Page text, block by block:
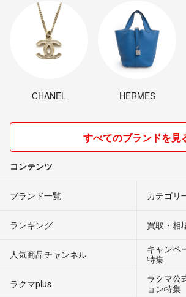
CHANEL HERMES
すべてのブランドを見
コンテンツ
ブランド一覧 カテゴリ
ランキング 買取・相
人気商品チャンネル
キャンペ
特集
ラクマplus
ラクマ公
ョン特集